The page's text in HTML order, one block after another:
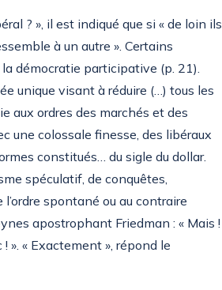
? », il est indiqué que si « de loin ils
à un autre ». Certains
démocratie participative (p. 21).
unique visant à réduire (…) tous les
aux ordres des marchés et des
une colossale finesse, des libéraux
constitués… du sigle du dollar.
spéculatif, de conquêtes,
spontané ou au contraire
apostrophant Friedman : « Mais !
». « Exactement », répond le